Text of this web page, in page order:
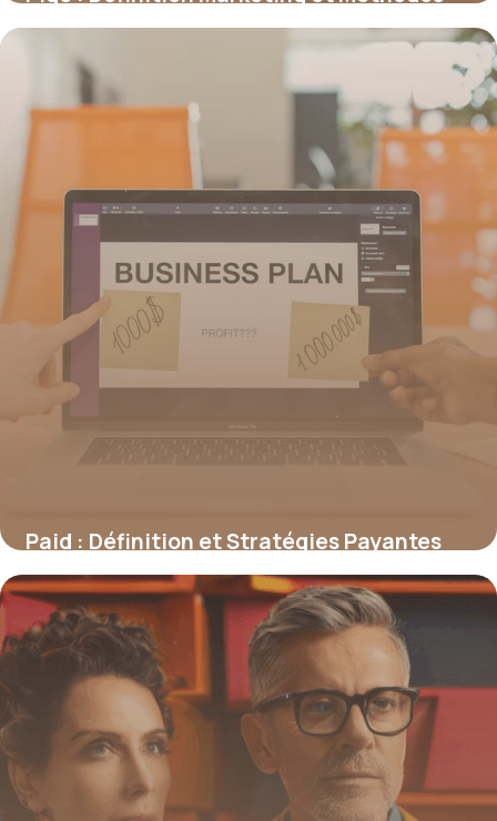
2026
21 juin 2026
Paid : Définition et Stratégies Payantes
2026
20 juin 2026